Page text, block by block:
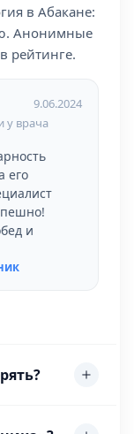
в Абакане:
Анонимные
рейтинге.
9.06.2024
у врача
его
и